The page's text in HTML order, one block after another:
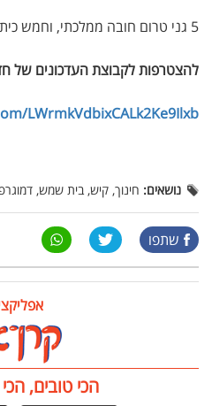
5 גני טרום חובה ממלכתי, וחמש כיתות גן ממלכתי.
להצטרפות לקבוצת העדכונים של
LWrmkVdbixCALk2Ke9Ilxb
נושאים: חינוך, קיש, בית שמש,
שתפו
הכי טובים,